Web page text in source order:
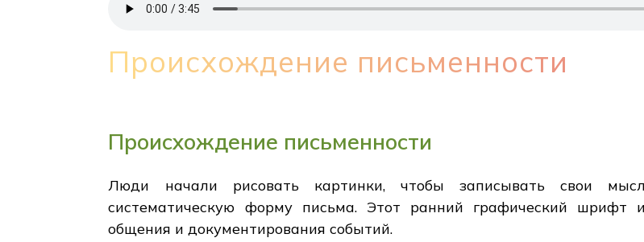
Происхождение письменности
Происхождение письменности
Люди начали рисовать картинки, чтобы записывать свои
систематическую форму письма. Этот ранний графический шрифт
общения и документирования событий.